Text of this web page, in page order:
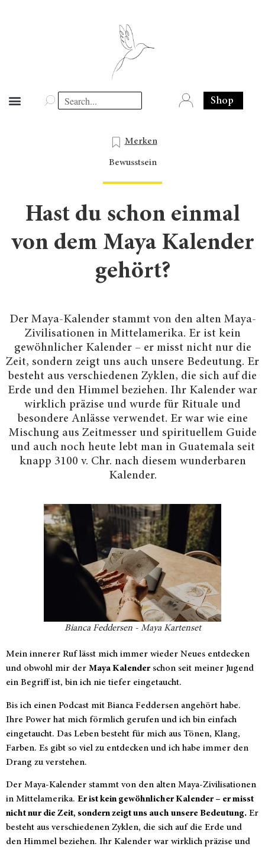
Shop
Merken
Bewusstsein
Hast du schon einmal
von dem Maya Kalender
gehört?
Der Maya-Kalender stammt von den alten Maya-
Zivilisationen in Mittelamerika. Er ist kein
gewöhnlicher Kalender – er misst nicht nur die
Zeit, sondern zeigt uns auch unsere Bedeutung. Er
besteht aus verschiedenen Zyklen, die sich auf die
Erde und den Himmel beziehen. Ihr Kalender war
wirklich präzise und wurde für Rituale und
besondere Anlässe verwendet. Er war wie eine
Mischung aus Zeitmesser und spirituellem Guide
und auch noch heute lebt man in Guatemala seit
knapp 3100 v. Chr. nach diesem wunderbaren
Kalender.
Bianca Feddersen - Maya Kartenset
Mein innerer Ruf lässt mich immer wieder Neues entdecken
und obwohl mir der Maya Kalender schon seit meiner Jugend
ein Begriff ist, bin ich nie tiefer eingetaucht.
Bis ich einen Podcast mit Bianca Feddersen angehört habe.
Ihre Power hat mich förmlich gerufen und ich bin einfach
eingetaucht. Das Leben besteht für mich aus Tönen, Klang,
Farben. Es gibt so viel zu entdecken und ich habe immer den
Drang zu verstehen.
Der Maya-Kalender stammt von den alten Maya-Zivilisationen
in Mittelamerika. Er ist kein gewöhnlicher Kalender – er misst
nicht nur die Zeit, sondern zeigt uns auch unsere Bedeutung. Er
besteht aus verschiedenen Zyklen, die sich auf die Erde und
den Himmel beziehen. Ihr Kalender war wirklich präzise und